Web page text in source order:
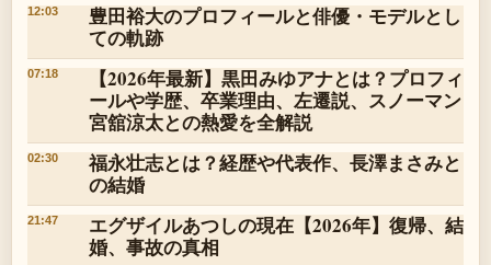
12:03
豊田裕大のプロフィールと俳優・モデルとし
ての軌跡
07:18
【2026年最新】黒田みゆアナとは？プロフィ
ールや学歴、卒業理由、左遷説、スノーマン
宮舘涼太との熱愛を全解説
02:30
福永壮志とは？経歴や代表作、長澤まさみと
の結婚
21:47
エグザイルあつしの現在【2026年】復帰、結
婚、事故の真相